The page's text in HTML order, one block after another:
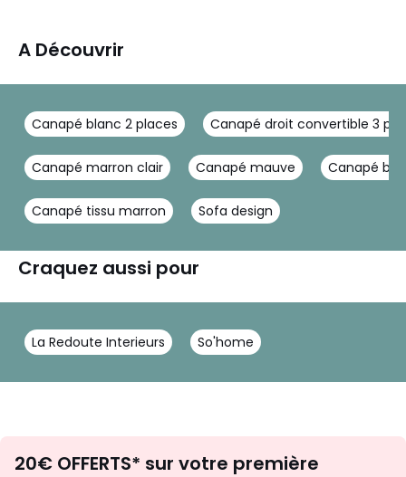
A Découvrir
Canapé blanc 2 places Canapé droit convertible 3
Canapé marron clair Canapé mauve Canapé
Canapé tissu marron Sofa design
Craquez aussi pour
La Redoute Interieurs So'home
20€ OFFERTS* sur votre première